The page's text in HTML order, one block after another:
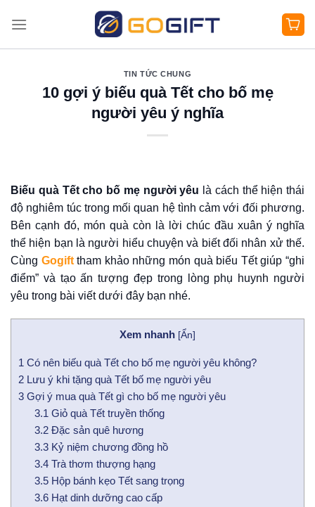
qua
TIN TỨC CHUNG
10 gợi ý biếu quà Tết cho bố mẹ
người yêu ý nghĩa
Biếu quà Tết cho bố mẹ người yêu là cách thể hiện thái
độ nghiêm túc trong mối quan hệ tình cảm với đối phương.
Bên cạnh đó, món quà còn là lời chúc đầu xuân ý nghĩa
thể hiện bạn là người hiểu chuyện và biết đối nhân xử thế.
Cùng Gogifttham khảo những món quà biếu Tết giúp “ghi
điểm” và tạo ấn tượng đẹp trong lòng phụ huynh người
yêu trong bài viết dưới đây bạn nhé.
Xem nhanh [Ẩn]
1 Có nên biếu quà Tết cho bố mẹ người yêu không?
2 Lưu ý khi tặng quà Tết bố mẹ người yêu
3 Gợi ý mua quà Tết gì cho bố mẹ người yêu
3.1 Giỏ quà Tết truyền thống
3.2Đặc sản quê hương
3.3Kỷ niệm chương đồng hồ
3.4Trà thơm thượng hạng
3.5Hộp bánh kẹo Tết sang trọng
3.6Hạt dinh dưỡng cao cấp